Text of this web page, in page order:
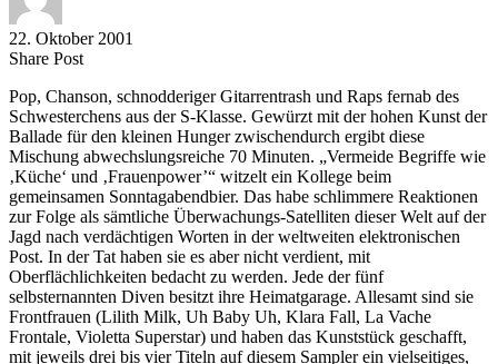
22. Oktober 2001
Share PostShare
Facebook
Copy
to
clipboard
Send
via
eMail
Pop, Chanson, schnodderiger Gitarrentrash und Raps fernab des
Schwesterchens aus der S-Klasse. Gewürzt mit der hohen Kunst der
Ballade für den kleinen Hunger zwischendurch ergibt diese
Mischung abwechslungsreiche 70 Minuten. „Vermeide Begriffe wie
‚Küche‘ und ‚Frauenpower’“ witzelt ein Kollege beim
gemeinsamen Sonntagabendbier. Das habe schlimmere Reaktionen
zur Folge als sämtliche Überwachungs-Satelliten dieser Welt auf der
Jagd nach verdächtigen Worten in der weltweiten elektronischen
Post. In der Tat haben sie es aber nicht verdient, mit
Oberflächlichkeiten bedacht zu werden. Jede der fünf
selbsternannten Diven besitzt ihre Heimatgarage. Allesamt sind sie
Frontfrauen (Lilith Milk, Uh Baby Uh, Klara Fall, La Vache
Frontale, Violetta Superstar) und haben das Kunststück geschafft,
mit jeweils drei bis vier Titeln auf diesem Sampler ein vielseitiges,